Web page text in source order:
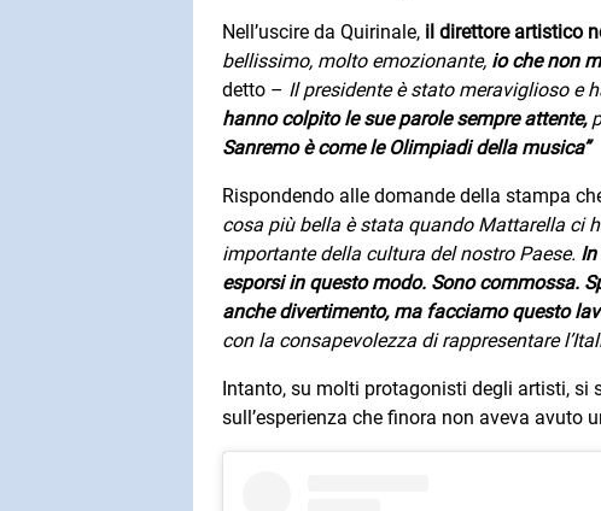
Nell’uscire da Quirinale, il direttore artistico
bellissimo, molto emozionante, io che non
detto – Il presidente è stato meraviglioso e
hanno colpito le sue parole sempre attente,
Sanremo è come le Olimpiadi della musica”
Rispondendo alle domande della stampa
cosa più bella è stata quando Mattarella ci
importante della cultura del nostro Paese.
esporsi in questo modo. Sono commossa.
anche divertimento, ma facciamo questo
con la consapevolezza di rappresentare
Intanto, su molti protagonisti degli artisti,
sull’esperienza che finora non aveva avuto